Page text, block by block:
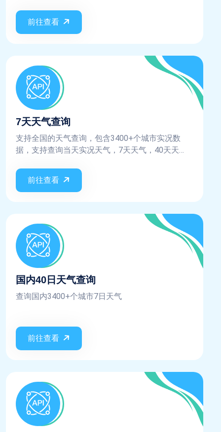
前往查看
7天天气查询
支持全国的天气查询，包含3400+个城市实况数
据，支持查询当天实况天气，7天天气，40天天
前往查看
国内40日天气查询
查询国内3400+个城市7日天气
前往查看